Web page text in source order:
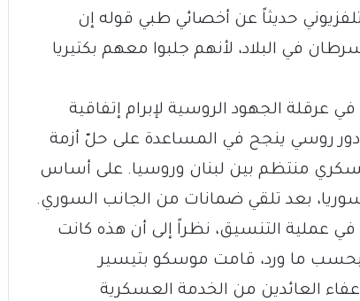
حديثاً عن أخصائي طبي قوله إن
في البلاد، لأنهم جلبوا معهم بكتيريا
عرقلة الجهود الروسية لإبرام إتفاقية
روسي ينجح في المساعدة على حلّ أزمة
منتظم بين لبنان وروسيا. على أساس
بعد تلقي ضمانات من الجانب السوري.
عملية التنسيق، نظراً إلى أن هذه كانت
وبحسب ما ورد، قامت موسكو بتيسير
العائدين من الخدمة العسكرية